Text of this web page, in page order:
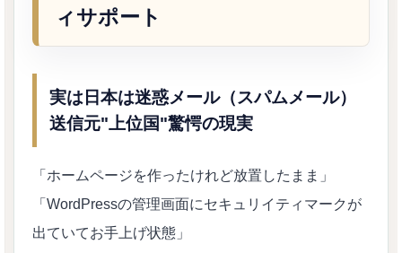
ィサポート
実は日本は迷惑メール（スパムメール）
送信元"上位国"驚愕の現実
「ホームページを作ったけれど放置したまま」
「WordPressの管理画面にセキュリイティマークが
出ていてお手上げ状態」